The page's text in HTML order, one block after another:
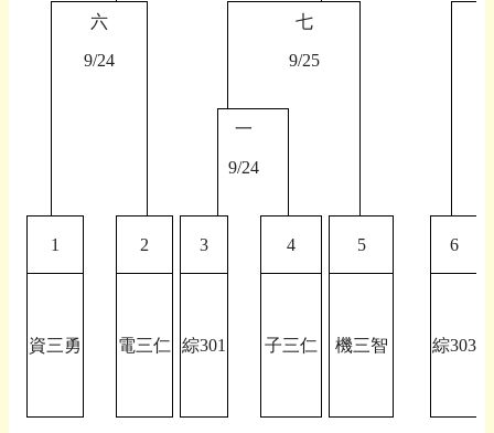
六 七
9/24 9/25
一
9/24
1 2 3 4 5 6
資三勇 電三仁 綜301 子三仁 機三智 綜303